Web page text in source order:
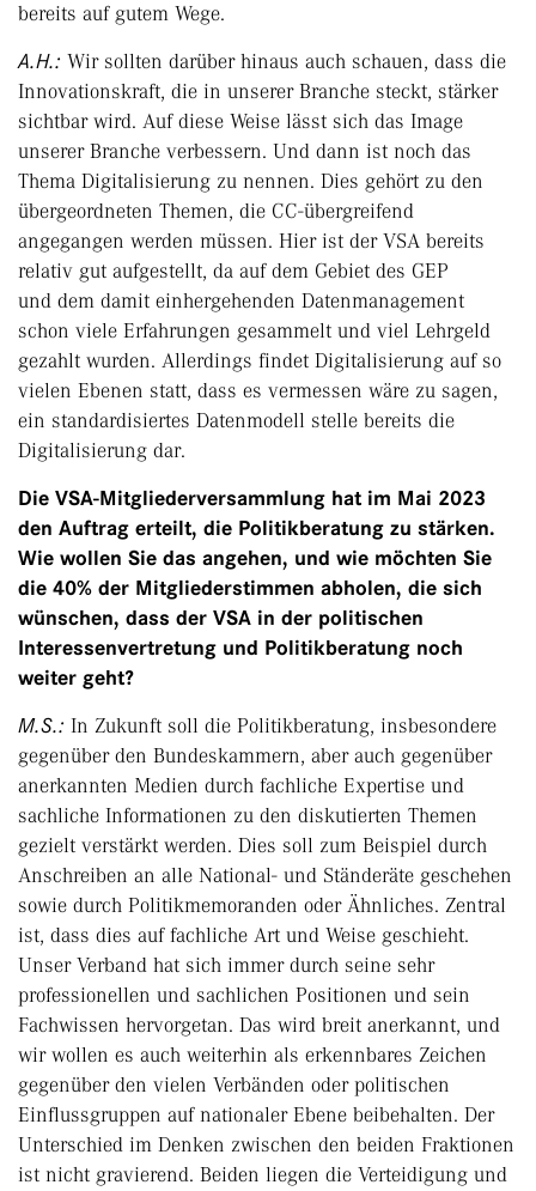
bereits auf gutem Wege.
A.H.: Wir sollten darüber hinaus auch schauen, dass die
Innovationskraft, die in unserer Branche steckt, stärker
sichtbar wird. Auf diese Weise lässt sich das Image
unserer Branche verbessern. Und dann ist noch das
Thema Digitalisierung zu nennen. Dies gehört zu den
übergeordneten Themen, die CC-übergreifend
angegangen werden müssen. Hier ist der VSA bereits
relativ gut aufgestellt, da auf dem Gebiet des GEP
und dem damit einhergehenden Datenmanagement
schon viele Erfahrungen gesammelt und viel Lehrgeld
gezahlt wurden. Allerdings findet Digitalisierung auf so
vielen Ebenen statt, dass es vermessen wäre zu sagen,
ein standardisiertes Datenmodell stelle bereits die
Digitalisierung dar.
Die VSA-Mitgliederversammlung hat im Mai 2023
den Auftrag erteilt, die Politikberatung zu stärken.
Wie wollen Sie das angehen, und wie möchten Sie
die 40% der Mitgliederstimmen abholen, die sich
wünschen, dass der VSA in der politischen
Interessenvertretung und Politikberatung noch
weiter geht?
M.S.: In Zukunft soll die Politikberatung, insbesondere
gegenüber den Bundeskammern, aber auch gegenüber
anerkannten Medien durch fachliche Expertise und
sachliche Informationen zu den diskutierten Themen
gezielt verstärkt werden. Dies soll zum Beispiel durch
Anschreiben an alle National- und Ständeräte geschehen
sowie durch Politikmemoranden oder Ähnliches. Zentral
ist, dass dies auf fachliche Art und Weise geschieht.
Unser Verband hat sich immer durch seine sehr
professionellen und sachlichen Positionen und sein
Fachwissen hervorgetan. Das wird breit anerkannt, und
wir wollen es auch weiterhin als erkennbares Zeichen
gegenüber den vielen Verbänden oder politischen
Einflussgruppen auf nationaler Ebene beibehalten. Der
Unterschied im Denken zwischen den beiden Fraktionen
ist nicht gravierend. Beiden liegen die Verteidigung und